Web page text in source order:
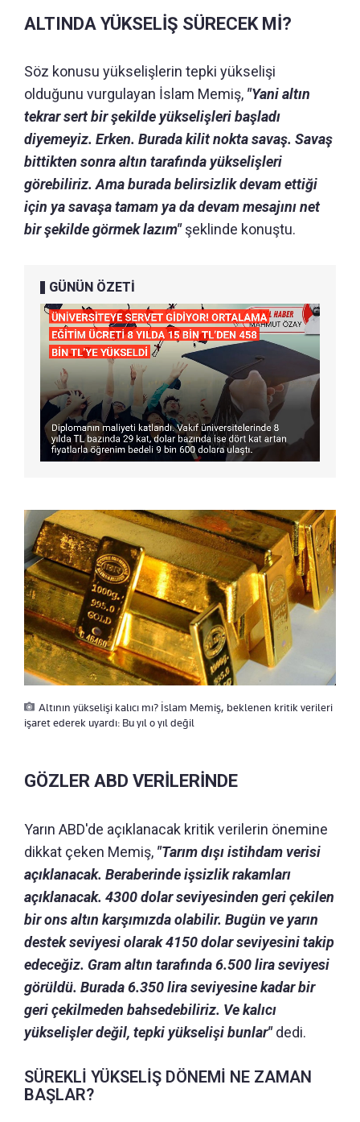
ALTINDA YÜKSELİŞ SÜRECEK Mİ?
Söz konusu yükselişlerin tepki yükselişi
olduğunu vurgulayan İslam Memiş, "Yani altın
tekrar sert bir şekilde yükselişleri başladı
diyemeyiz. Erken. Burada kilit nokta savaş. Savaş
bittikten sonra altın tarafında yükselişleri
görebiliriz. Ama burada belirsizlik devam ettiği
için ya savaşa tamam ya da devam mesajını net
bir şekilde görmek lazım"şeklinde konuştu.
GÜNÜN ÖZETİ
Altının yükselişi kalıcı mı? İslam Memiş, beklenen kritik verileri
işaret ederek uyardı: Bu yıl o yıl değil
GÖZLER ABD VERİLERİNDE
Yarın ABD'de açıklanacak kritik verilerin önemine
dikkat çeken Memiş, "Tarım dışı istihdam verisi
açıklanacak. Beraberinde işsizlik rakamları
açıklanacak. 4300 dolar seviyesinden geri çekilen
bir ons altın karşımızda olabilir. Bugün ve yarın
destek seviyesi olarak 4150 dolar seviyesini takip
edeceğiz. Gram altın tarafında 6.500 lira seviyesi
görüldü. Burada 6.350 lira seviyesine kadar bir
geri çekilmeden bahsedebiliriz. Ve kalıcı
yükselişler değil, tepki yükselişi bunlar"dedi.
SÜREKLİ YÜKSELİŞ DÖNEMİ NE ZAMAN
BAŞLAR?